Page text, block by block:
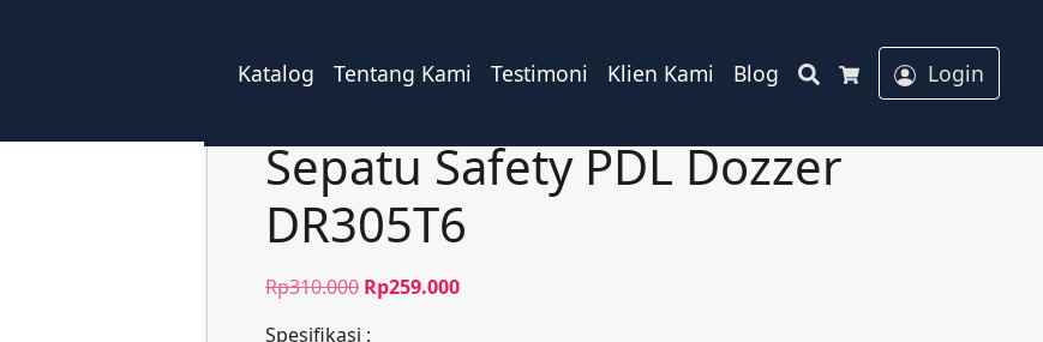
Katalog Tentang Kami Testimoni Klien Kami Blog
Search
Cart
Login
Sepatu Safety PDL Dozzer
DR305T6
Rp310.000 Harga
Rp259.000Harga
Spesifikasi :